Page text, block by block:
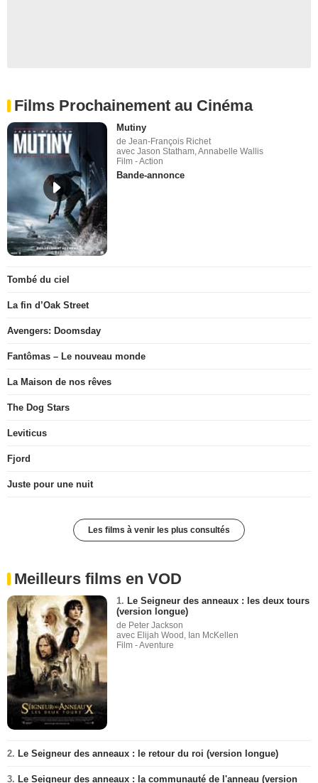
Films Prochainement au Cinéma
Mutiny
de Jean-François Richet
avec Jason Statham, Annabelle Wallis
Film - Action
Bande-annonce
Tombé du ciel
La fin d’Oak Street
Avengers: Doomsday
Fantômas – Le nouveau monde
La Maison de nos rêves
The Dog Stars
Leviticus
Fjord
Juste pour une nuit
Les films à venir les plus consultés
Meilleurs films en VOD
1. Le Seigneur des anneaux : les deux tours
(version longue)
de Peter Jackson
avec Elijah Wood, Ian McKellen
Film - Aventure
2. Le Seigneur des anneaux : le retour du roi (version longue)
3. Le Seigneur des anneaux : la communauté de l'anneau (version